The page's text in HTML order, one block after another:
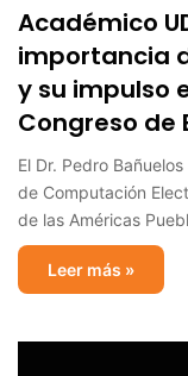
Académico
importancia
y su impulso
Congreso de
El Dr. Pedro
de Computación
de las Américas
Leer más »